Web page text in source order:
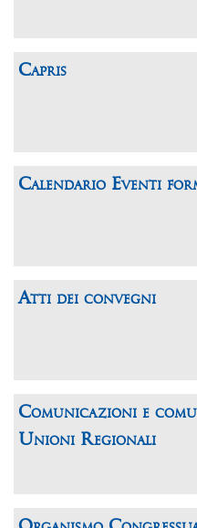
Capris
Calendario Eventi
Atti dei convegni
Comunicazioni e
Unioni Regionali